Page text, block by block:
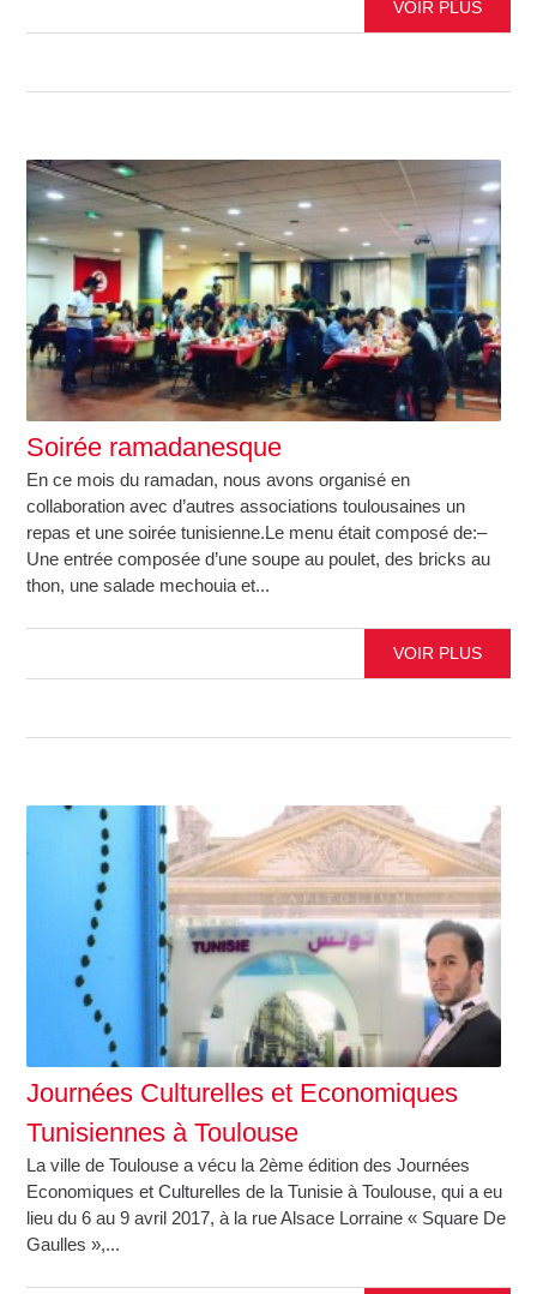
VOIR PLUS
Soirée ramadanesque
En ce mois du ramadan, nous avons organisé en
collaboration avec d’autres associations toulousaines un
repas et une soirée tunisienne.Le menu était composé de:–
Une entrée composée d’une soupe au poulet, des bricks au
thon, une salade mechouia et...
VOIR PLUS
Journées Culturelles et Economiques
Tunisiennes à Toulouse
La ville de Toulouse a vécu la 2ème édition des Journées
Economiques et Culturelles de la Tunisie à Toulouse, qui a eu
lieu du 6 au 9 avril 2017, à la rue Alsace Lorraine « Square De
Gaulles »,...